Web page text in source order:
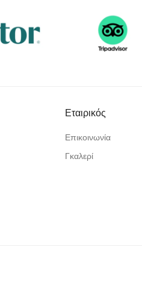
Εταιρικός
Επικοινωνία
Γκαλερί